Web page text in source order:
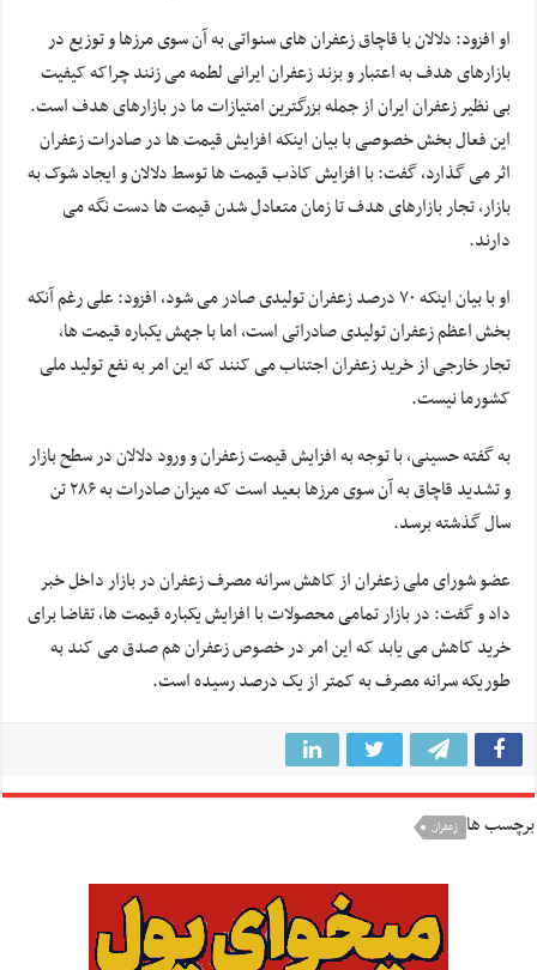
او افزود: دلالان با قاچاق زعفران های سنواتی به آن سوی مرزها و توزیع در
بازارهای هدف به اعتبار و بزند زعفران ایرانی لطمه می زنند چراکه کیفیت
بی نظیر زعفران ایران از جمله بزرگترین امتیازات ما در بازارهای هدف است.
این فعال بخش خصوصی با بیان اینکه افزایش قیمت ها در صادرات زعفران
اثر می گذارد، گفت: با افزایش کاذب قیمت ها توسط دلالان و ایجاد شوک به
بازار، تجار بازارهای هدف تا زمان متعادل شدن قیمت ها دست نگه می
دارند.
او با بیان اینکه ۷۰ درصد زعفران تولیدی صادر می شود، افزود: علی رغم آنکه
بخش اعظم زعفران تولیدی صادراتی است، اما با جهش یکباره قیمت ها،
تجار خارجی از خرید زعفران اجتناب می کنند که این امر به نفع تولید ملی
کشورما نیست.
به گفته حسینی، با توجه به افزایش قیمت زعفران و ورود دلالان در سطح بازار
و تشدید قاچاق به آن سوی مرزها بعید است که میزان صادرات به ۲۸۶ تن
سال گذشته برسد.
عضو شورای ملی زعفران از کاهش سرانه مصرف زعفران در بازار داخل خبر
داد و گفت: در بازار تمامی محصولات با افزایش یکباره قیمت ها، تقاضا برای
خرید کاهش می یابد که این امر در خصوص زعفران هم صدق می کند به
طوریکه سرانه مصرف به کمتر از یک درصد رسیده است.
برچسب ها زعفران